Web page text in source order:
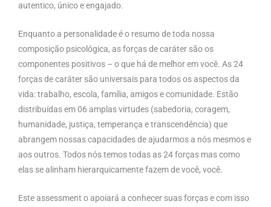
autentico, único e engajado.
Enquanto a personalidade é o resumo de toda nossa
composição psicológica, as forças de caráter são os
componentes positivos – o que há de melhor em você. As 24
forças de caráter são universais para todos os aspectos da
vida: trabalho, escola, família, amigos e comunidade. Estão
distribuídas em 06 amplas virtudes (sabedoria, coragem,
humanidade, justiça, temperança e transcendência) que
abrangem nossas capacidades de ajudarmos a nós mesmos e
aos outros. Todos nós temos todas as 24 forças mas como
elas se alinham hierarquicamente fazem de você, você.
Este assessment o apoiará a conhecer suas forças e com isso